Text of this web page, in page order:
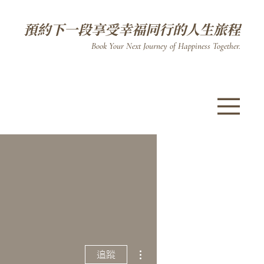
預約下一段享受幸福同行的人生旅程
Book Your Next Journey of Happiness Together.​
追蹤